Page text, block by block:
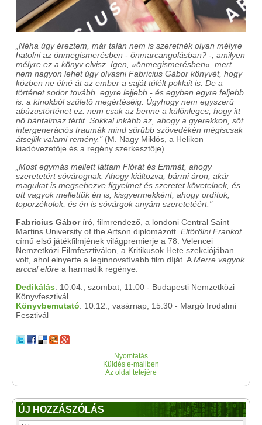
„Néha úgy éreztem, már talán nem is szeretnék olyan mélyre
hatolni az önmegismerésben - önmarcangolásban? -, amilyen
mélyre ez a könyv elvisz. Igen, »önmegismerésben«, mert
nem nagyon lehet úgy olvasni Fabricius Gábor könyvét, hogy
közben ne élné át az ember a saját túlélt poklait is. De a
történet sodor tovább, egyre lejjebb - és egyben egyre feljebb
is: a kínokból születő megértéséig. Úgyhogy nem egyszerű
abúzustörténet ez: nem csak az benne a különleges, hogy itt
nő bántalmaz férfit. Sokkal inkább az, ahogy a gyerekkori, sőt
intergenerációs traumák mind sűrűbb szövedékén mégiscsak
átsejlik valami remény."(M. Nagy Miklós, a Helikon
kiadóvezetője és a regény szerkesztője)
„Most egymás mellett láttam Flórát és Emmát, ahogy
szeretetért sóvárognak. Ahogy kiáltozva, bármi áron, akár
magukat is megsebezve figyelmet és szeretet követelnek, és
ott vagyok mellettük én is, kisgyermekként, ahogy ordítok,
toporzékolok, és én is sóvárgok anyám szeretetéért."
Fabricius Gáboríró, filmrendező, a londoni Central Saint
Martins University of the Artson diplomázott. Eltörölni Frankot
című első játékfilmjének világpremierje a 78. Velencei
Nemzetközi Filmfesztiválon, a Kritikusok Hete szekciójában
volt, ahol elnyerte a leginnovatívabb film díját. AMerre vagyok
arccal előre a harmadik regénye.
Dedikálás: 10.04., szombat, 11:00 - Budapesti Nemzetközi
Könyvfesztivál
Könyvbemutató: 10.12., vasárnap, 15:30 - Margó Irodalmi
Fesztivál
Nyomtatás
Küldés e-mailben
Az oldal tetejére
ÚJ HOZZÁSZÓLÁS